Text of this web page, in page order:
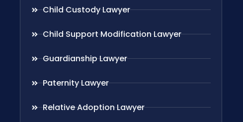
Child Custody Lawyer
Child Support Modification Lawyer
Guardianship Lawyer
Paternity Lawyer
Relative Adoption Lawyer